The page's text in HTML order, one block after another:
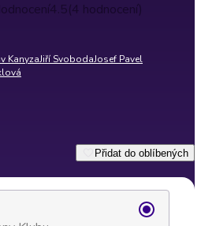
4.5(4 hodnocení)
KanyzaJiří SvobodaJosef Pavel
Přidat do oblíbených